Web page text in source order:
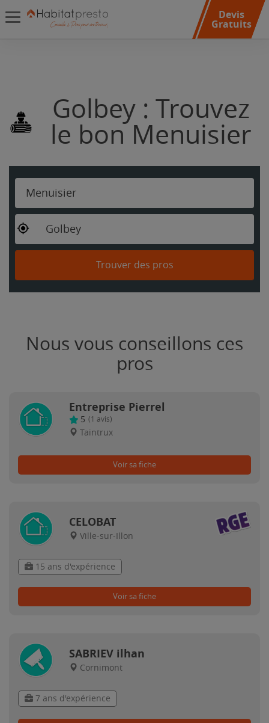
Devis
Gratuits
Golbey : Trouvez
le bon Menuisier
Menuisier
Golbey
Trouver des pros
Nous vous conseillons ces
pros
Entreprise Pierrel
5 (1 avis)
Taintrux
Voir sa fiche
CELOBAT
Ville-sur-Illon
15 ans d'expérience
Voir sa fiche
SABRIEV ilhan
Cornimont
7 ans d'expérience